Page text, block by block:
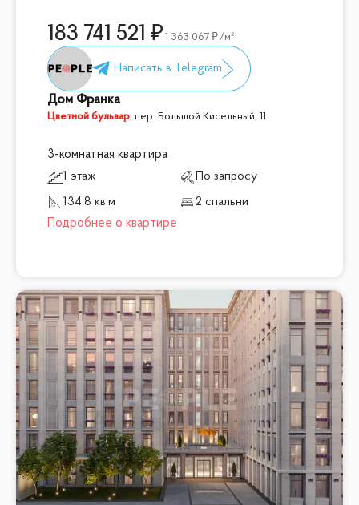
183 741 521 1 363 067 /м²
Дом Франка
Цветной бульвар, пер. Большой Кисельный, 11
3-комнатная квартира
1 этаж
По запросу
134.8 кв.м
2 спальни